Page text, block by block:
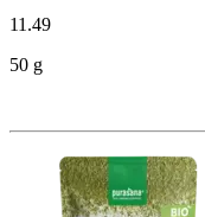
11.49
50 g